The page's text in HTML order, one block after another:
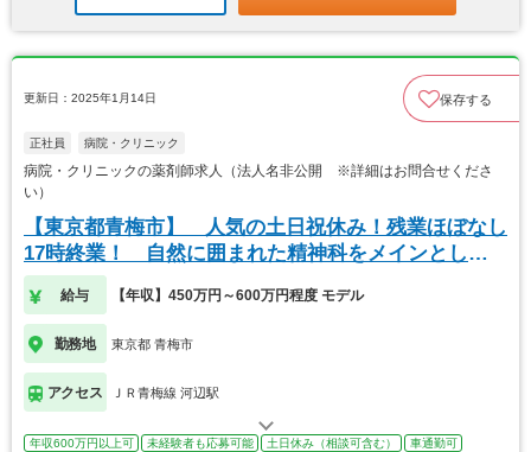
更新日：2025年1月14日 保存する
正社員 病院・クリニック
病院・クリニックの薬剤師求人（法人名非公開 ※詳細はお問合せくださ
い）
【東京都青梅市】 人気の土日祝休み！残業ほぼなし
17時終業！ 自然に囲まれた精神科をメインとした
病院
給与 【年収】450万円～600万円程度 モデル
勤務地 東京都 青梅市
アクセス ＪＲ青梅線 河辺駅
年収600万円以上可 未経験者も応募可能 土日休み（相談可含む）
車通勤可